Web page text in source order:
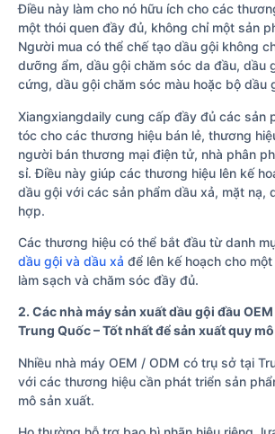
Điều này làm cho nó hữu ích cho các
một thói quen đầy đủ, không chỉ một sản
Người mua có thể chế tạo dầu gội không
dưỡng ẩm, dầu gội chăm sóc da đầu, dầu
cứng, dầu gội chăm sóc màu hoặc bộ dầu
Xiangxiangdaily cung cấp đầy đủ các sản
tóc cho các thương hiệu bán lẻ, thương
người bán thương mại điện tử, nhà phân
sỉ. Điều này giúp các thương hiệu lên kế
dầu gội với các sản phẩm dầu xả, mặt nạ,
hợp.
Các thương hiệu có thể bắt đầu từ danh
dầu gội và dầu xả để lên kế hoạch cho
làm sạch và chăm sóc đầy đủ.
2. Các nhà máy sản xuất dầu gội đầu
Trung Quốc – Tốt nhất để sản xuất quy mô
Nhiều nhà máy OEM / ODM có trụ sở tại
với các thương hiệu cần phát triển sản
mô sản xuất.